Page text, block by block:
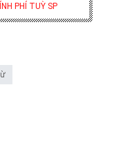
PHÍ TUỲ SP